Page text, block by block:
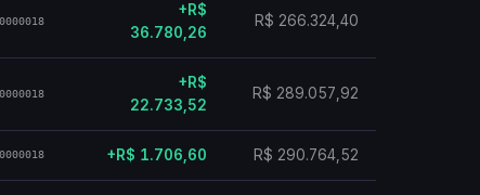
+R$
36.780,26
R$ 266.324,40
+R$
22.733,52
R$ 289.057,92
+R$ 1.706,60 R$ 290.764,52